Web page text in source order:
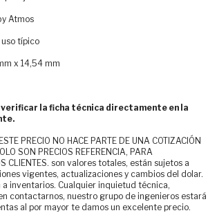
Atmos
uso típico
x 14,54 mm
la ficha técnica directamente en la
PRECIO NO HACE PARTE DE UNA COTIZACIÓN
SON PRECIOS REFERENCIA, PARA
CLIENTES. son valores totales, están sujetos a
vigentes, actualizaciones y cambios del dolar.
a inventarios. Cualquier inquietud técnica,
contactarnos, nuestro grupo de ingenieros estará
al por mayor te damos un excelente precio.